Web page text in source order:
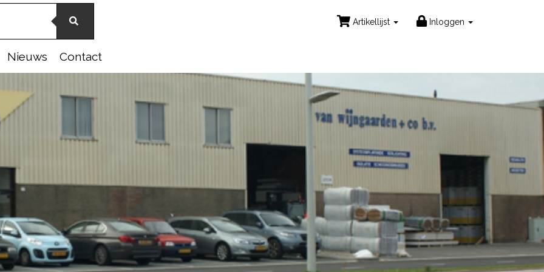
Artikellijst Inloggen
Nieuws Contact